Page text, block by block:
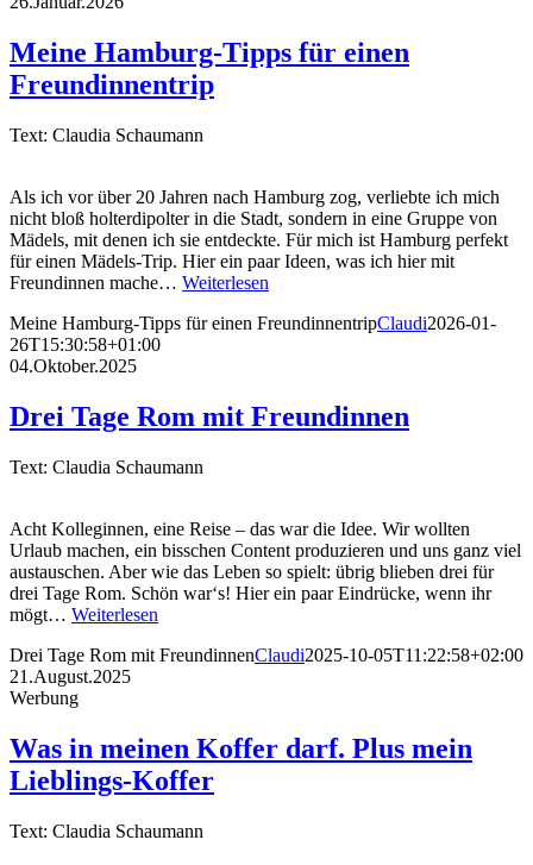
Meine Hamburg-Tipps für einen
Freundinnentrip
Text: Claudia Schaumann
Als ich vor über 20 Jahren nach Hamburg zog, verliebte ich mich
nicht bloß holterdipolter in die Stadt, sondern in eine Gruppe von
Mädels, mit denen ich sie entdeckte. Für mich ist Hamburg perfekt
für einen Mädels-Trip. Hier ein paar Ideen, was ich hier mit
Freundinnen mache… Weiterlesen
Meine Hamburg-Tipps für einen FreundinnentripClaudi2026-01-
26T15:30:58+01:00
04.Oktober.2025
Drei Tage Rom mit Freundinnen
Text: Claudia Schaumann
Acht Kolleginnen, eine Reise – das war die Idee. Wir wollten
Urlaub machen, ein bisschen Content produzieren und uns ganz viel
austauschen. Aber wie das Leben so spielt: übrig blieben drei für
drei Tage Rom. Schön war‘s! Hier ein paar Eindrücke, wenn ihr
mögt… Weiterlesen
Drei Tage Rom mit FreundinnenClaudi2025-10-05T11:22:58+02:00
21.August.2025
Werbung
Was in meinen Koffer darf. Plus mein
Lieblings-Koffer
Text: Claudia Schaumann